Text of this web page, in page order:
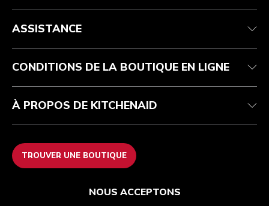
Health Check
Suivez votre commande
Garantie et documents
Recupel
Conditions générales de vente
Retours et remboursements
Imprint
ODR
La marque
Trouver une boutique
ASSISTANCE
CONDITIONS DE LA BOUTIQUE EN LIGNE
À PROPOS DE KITCHENAID
TROUVER UNE BOUTIQUE
NOUS ACCEPTONS